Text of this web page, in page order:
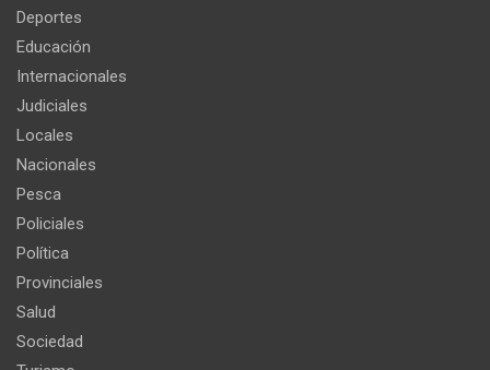
Deportes
Educación
Internacionales
Judiciales
Locales
Nacionales
Pesca
Policiales
Política
Provinciales
Salud
Sociedad